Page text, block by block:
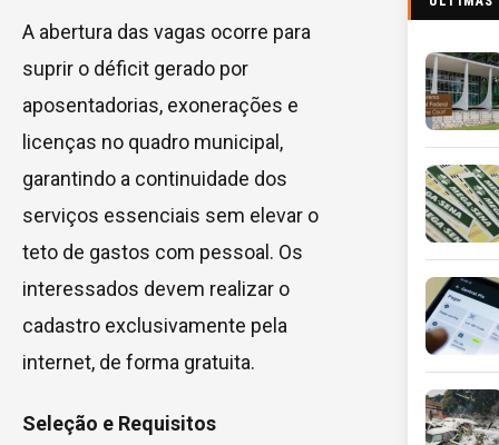
A abertura das vagas ocorre para
suprir o déficit gerado por
aposentadorias, exonerações e
licenças no quadro municipal,
garantindo a continuidade dos
serviços essenciais sem elevar o
teto de gastos com pessoal. Os
interessados devem realizar o
cadastro exclusivamente pela
internet, de forma gratuita.
Seleção e Requisitos